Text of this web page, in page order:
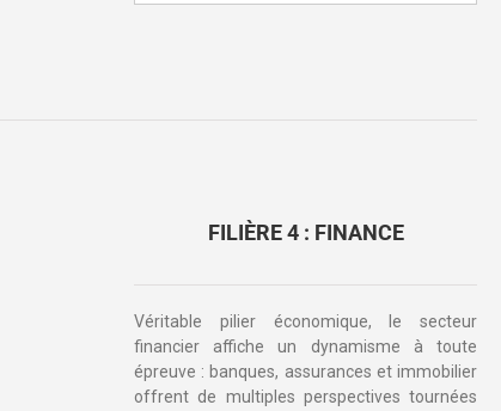
FILIÈRE 4 : FINANCE
Véritable pilier économique, le secteur
financier affiche un dynamisme à toute
épreuve : banques, assurances et immobilier
offrent de multiples perspectives tournées